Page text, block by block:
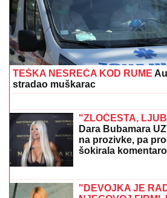
Bomba decenije: Rodri izabrao
velemajstor zapalio fudbalski
BIVŠI RIJALITI
U KOJU SU
Sagradili vilu na
biznis, a sada im
(FOTO) GORI
Praseta zapalila
Milena objavila
bujni dekolte u